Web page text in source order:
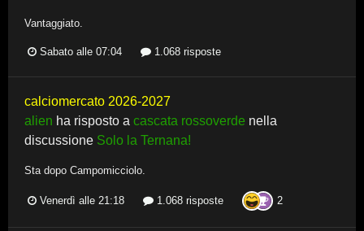
Vantaggiato.
Sabato alle 07:04 1.068 risposte
calciomercato 2026-2027
alien ha risposto a cascata rossoverde nella
discussione Solo la Ternana!
Sta dopo Campomicciolo.
Venerdì alle 21:18 1.068 risposte 2